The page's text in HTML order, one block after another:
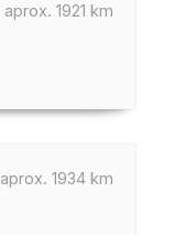
aprox. 1921 km
aprox. 1934 km